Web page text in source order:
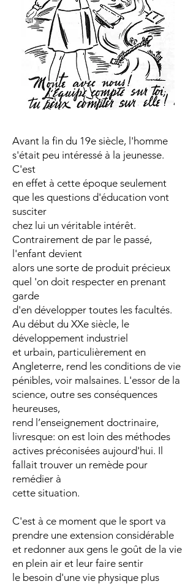
Avant la fin du 19e siècle, l'homme
s'était peu intéressé à la jeunesse.
C'est
en effet à cette époque seulement
que les questions d'éducation vont
susciter
chez lui un véritable intérêt.
Contrairement de par le passé,
l'enfant devient
alors une sorte de produit précieux
quel 'on doit respecter en prenant
garde
d'en développer toutes les facultés.
Au début du XXe siècle, le
développement industriel
et urbain, particulièrement en
Angleterre, rend les conditions de vie
pénibles, voir malsaines. L'essor de la
science, outre ses conséquences
heureuses,
rend l’enseignement doctrinaire,
livresque: on est loin des méthodes
actives préconisées aujourd'hui. Il
fallait trouver un remède pour
remédier à
cette situation.
C'est à ce moment que le sport va
prendre une extension considérable
et redonner aux gens le goût de la vie
en plein air et leur faire sentir
le besoin d'une vie physique plus